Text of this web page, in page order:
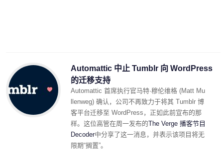
Automattic 中止 Tumblr 向 WordPress
的迁移支持
Automattic 首席执行官马特·穆伦维格 (Matt Mu
llenweg) 确认，公司不再致力于将其 Tumblr 博
客平台迁移至 WordPress，正如此前宣布的那
样。这位高管在周一发布的The Verge 播客节目
Decoder中分享了这一消息，并表示该项目将无
限期“搁置”。